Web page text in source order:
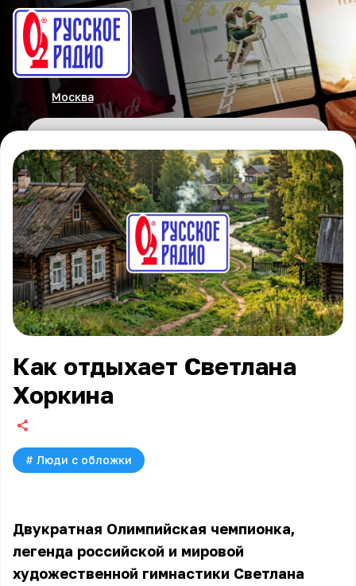
Москва
Как отдыхает Светлана
Хоркина
# Люди с обложки
Двукратная Олимпийская чемпионка,
легенда российской и мировой
художественной гимнастики Светлана